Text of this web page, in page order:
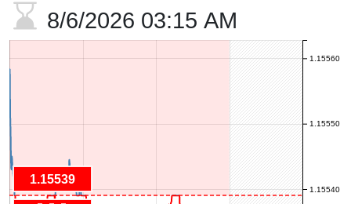
8/6/2026 03:15 AM
1.15540
1.15550
1.15560
1.15539